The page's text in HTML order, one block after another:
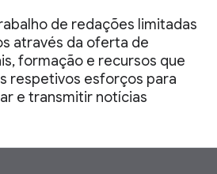
de redações limitadas
através da oferta de
formação e recursos que
respetivos esforços para
e transmitir notícias